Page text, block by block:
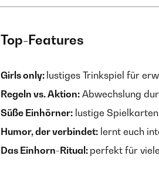
Top-Features
Girls only: lustiges Trinkspiel für
Regeln vs. Aktion: Abwechslung
Süße Einhörner: lustige
Humor, der verbindet: lernt euch
Das Einhorn-Ritual: perfekt für